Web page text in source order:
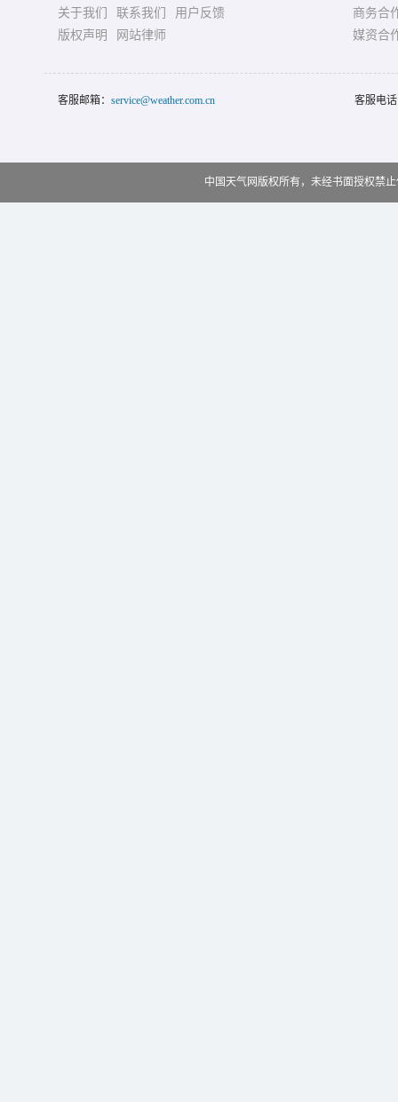
关于我们 联系我们
用户反馈
版权声明
网站律师
商务合
媒资合
客服邮箱： service@weather.com.cn 客服电
中国天气网版权所有，未经书面授权